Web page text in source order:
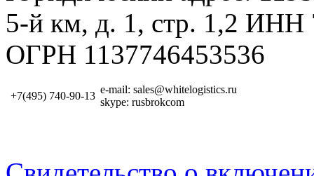
5-й км, д. 1, стр. 1,2
ОГРН 1137746453536
+7(495) 740-90-13
e-mail: sales@whitelogistics.ru
skype: rusbrokcom